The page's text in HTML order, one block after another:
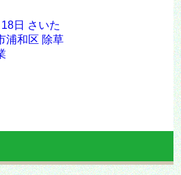
日 さいた
浦和区 除草